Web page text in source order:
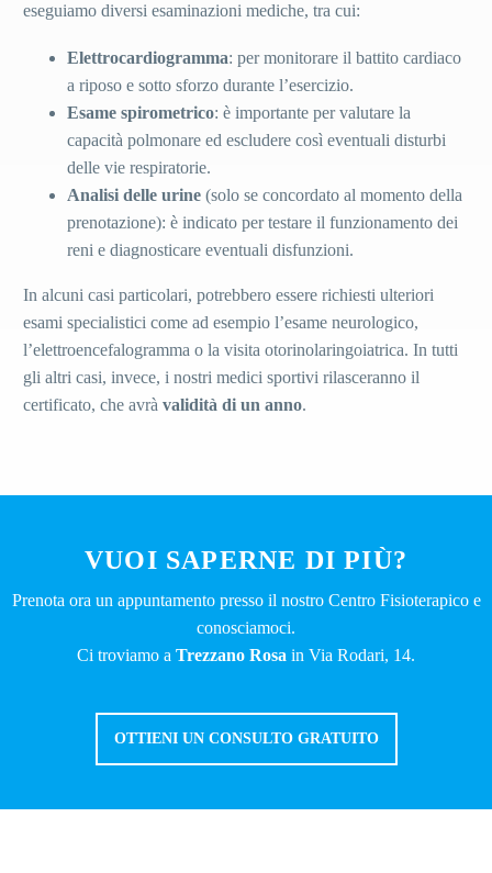
eseguiamo diversi esaminazioni mediche, tra cui:
Elettrocardiogramma: per monitorare il battito cardiaco
a riposo e sotto sforzo durante l’esercizio.
Esame spirometrico: è importante per valutare la
capacità polmonare ed escludere così eventuali disturbi
delle vie respiratorie.
Analisi delle urine (solo se concordato al momento della
prenotazione): è indicato per testare il funzionamento dei
reni e diagnosticare eventuali disfunzioni.
In alcuni casi particolari, potrebbero essere richiesti ulteriori
esami specialistici come ad esempio l’esame neurologico,
l’elettroencefalogramma o la visita otorinolaringoiatrica. In tutti
gli altri casi, invece, i nostri medici sportivi rilasceranno il
certificato, che avrà validità di un anno.
VUOI SAPERNE DI PIÙ?
Prenota ora un appuntamento presso il nostro Centro Fisioterapico e
conosciamoci.
Ci troviamo a Trezzano Rosa in Via Rodari, 14.
OTTIENI UN CONSULTO GRATUITO